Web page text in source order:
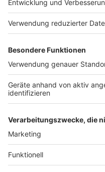
Presse
Werben
Archiv
ANTENNE BAYERN GROUP
Stiftung ANTENNE BAYERN
hilft
Teilnahmebedingungen
Grounding Page ANTENNE
BAYERN